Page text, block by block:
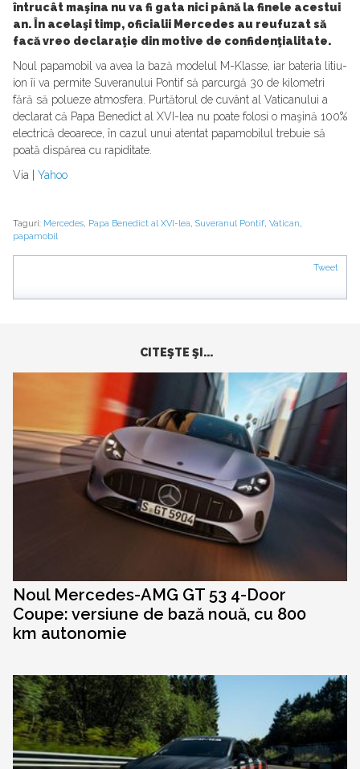
întrucât maşina nu va fi gata nici până la finele acestui
an. În acelaşi timp, oficialii Mercedes au reufuzat să
facă vreo declaraţie din motive de confidenţialitate.
Noul papamobil va avea la bază modelul M-Klasse, iar bateria litiu-
ion îi va permite Suveranului Pontif să parcurgă 30 de kilometri
fără să polueze atmosfera. Purtătorul de cuvânt al Vaticanului a
declarat că Papa Benedict al XVI-lea nu poate folosi o maşină 100%
electrică deoarece, în cazul unui atentat papamobilul trebuie să
poată dispărea cu rapiditate.
Via | Yahoo
Taguri: Mercedes, Papa Benedict al XVI-lea, Suveranul Pontif, Vatican,
papamobil
Tweet
CITEŞTE ŞI...
Noul Mercedes-AMG GT 53 4-Door
Coupe: versiune de bază nouă, cu 800
km autonomie